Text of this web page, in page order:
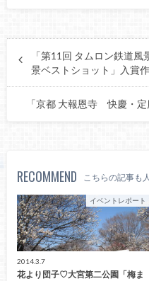
「第11回 タムロン鉄道
景ベストショット」入賞
「京都 大報恩寺 快慶・
RECOMMEND こちらの記事も
イベントレポート
2014.3.7
花より団子♡大宮第二公園「梅ま